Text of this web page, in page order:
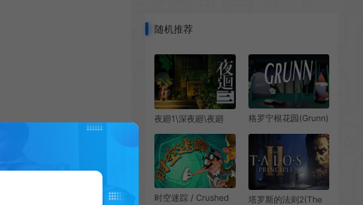
随机推荐
夜廻1\深夜廻\夜廻
中|PC|黑暗恐怖冒险
解谜游戏
格罗宁根花园(Grunn)
险游戏|下载
时空迷踪 / Crushed
塔罗斯的法则2(The